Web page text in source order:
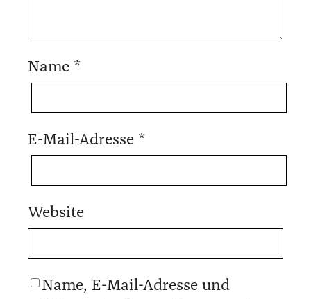
Name *
E-Mail-Adresse *
Website
Name, E-Mail-Adresse und